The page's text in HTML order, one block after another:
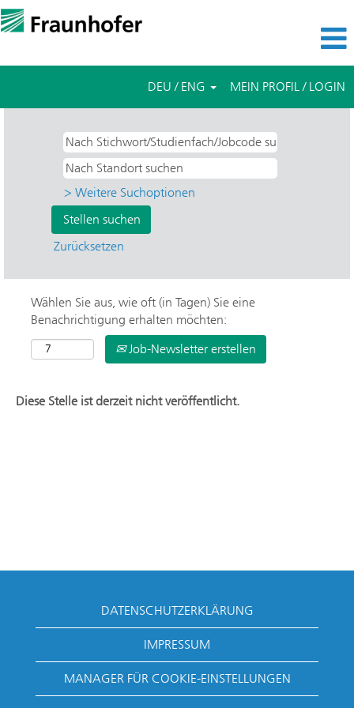
DEU / ENG MEIN PROFIL / LOGIN
> Weitere Suchoptionen
Zurücksetzen
Wählen Sie aus, wie oft (in Tagen) Sie eine
Benachrichtigung erhalten möchten:
Job-Newsletter erstellen
Diese Stelle ist derzeit nicht veröffentlicht.
DATENSCHUTZERKLÄRUNG
IMPRESSUM
MANAGER FÜR COOKIE-EINSTELLUNGEN